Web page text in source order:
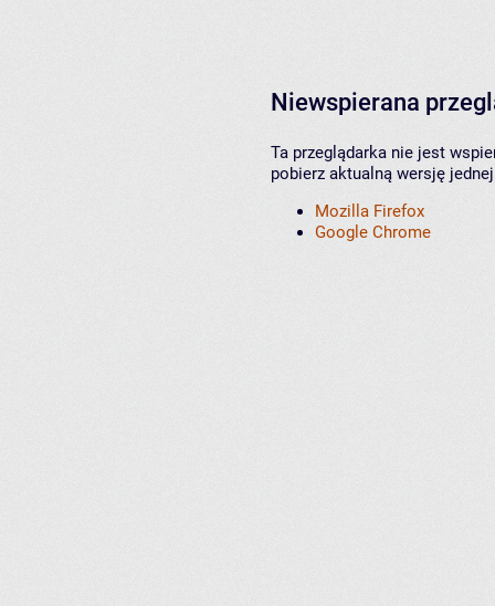
Niewspierana
Ta przeglądarka nie jest
pobierz aktualną wersję
Mozilla Firefox
Google Chrome